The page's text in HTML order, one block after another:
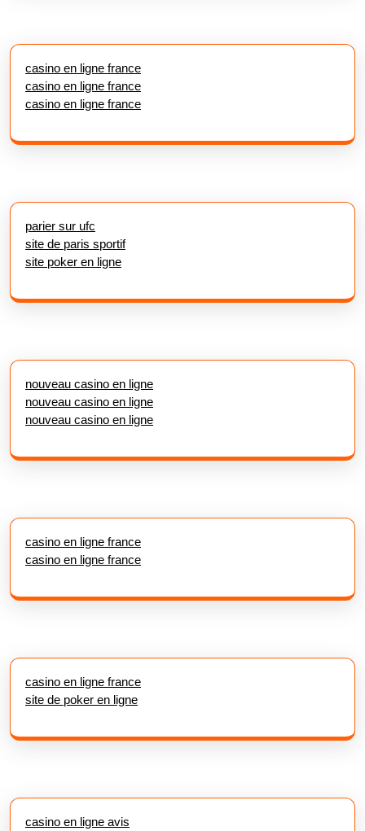
casino en ligne france
casino en ligne france
casino en ligne france
parier sur ufc
site de paris sportif
site poker en ligne
nouveau casino en ligne
nouveau casino en ligne
nouveau casino en ligne
casino en ligne france
casino en ligne france
casino en ligne france
site de poker en ligne
casino en ligne avis